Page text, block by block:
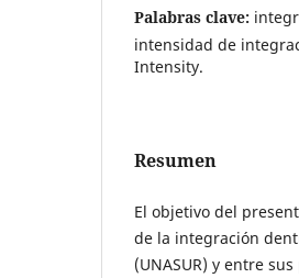
Palabras clave:
intensidad de
Intensity.
Resumen
El objetivo del
de la integración
(UNASUR) y entre